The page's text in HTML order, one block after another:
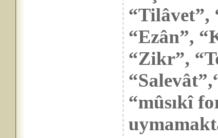
“Tilâvet”,
“Ezân”,
“Zikr”,
“mûsıkî